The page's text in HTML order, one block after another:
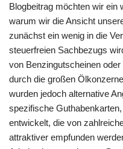
Blogbeitrag möchten wir ein
warum wir die Ansicht
zunächst ein wenig in die
steuerfreien Sachbezugs
von Benzingutscheinen
durch die großen
wurden jedoch alternative
spezifische
entwickelt, die von
attraktiver empfunden